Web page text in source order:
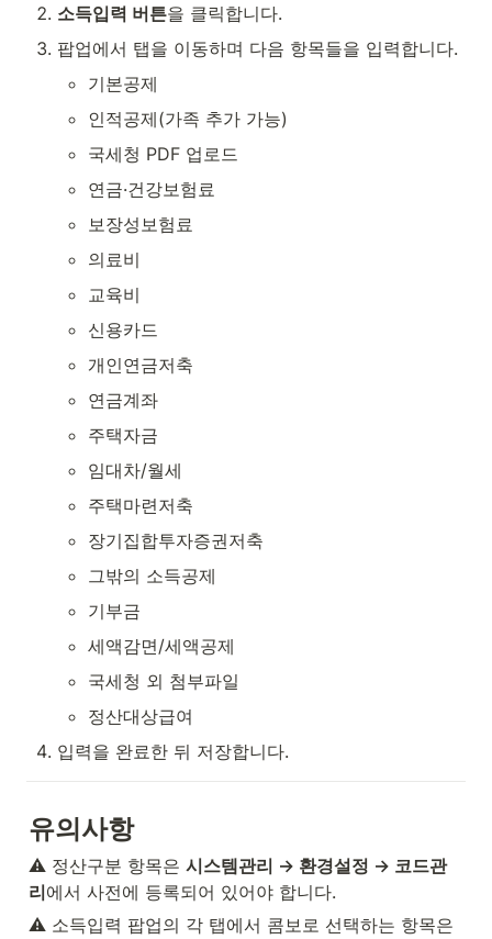
소득입력 버튼을 클릭합니다.
팝업에서 탭을 이동하며 다음 항목들을 입력합니다.
기본공제
인적공제(가족 추가 가능)
국세청 PDF 업로드
연금·건강보험료
보장성보험료
의료비
교육비
신용카드
개인연금저축
연금계좌
주택자금
임대차/월세
주택마련저축
장기집합투자증권저축
그밖의 소득공제
기부금
세액감면/세액공제
국세청 외 첨부파일
정산대상급여
입력을 완료한 뒤 저장합니다.
유의사항
⚠️ 정산구분 항목은 시스템관리 → 환경설정 → 코드관
리에서 사전에 등록되어 있어야 합니다.